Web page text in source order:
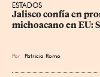
ESTADOS
Jalisco confía en
michoacano en EU:
Por Patricia Romo